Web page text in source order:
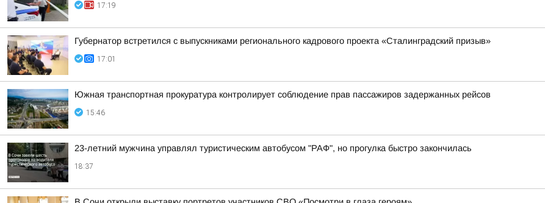
17:19
Губернатор встретился с выпускниками регионального кадрового проекта «Сталинградский призыв»
17:01
Южная транспортная прокуратура контролирует соблюдение прав пассажиров задержанных рейсов
15:46
23-летний мужчина управлял туристическим автобусом "РАФ", но прогулка быстро закончилась
18:37